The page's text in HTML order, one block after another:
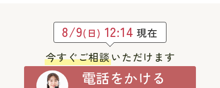
8/9(日) 12:14 現在
今すぐご相談いただけます
電話をかける